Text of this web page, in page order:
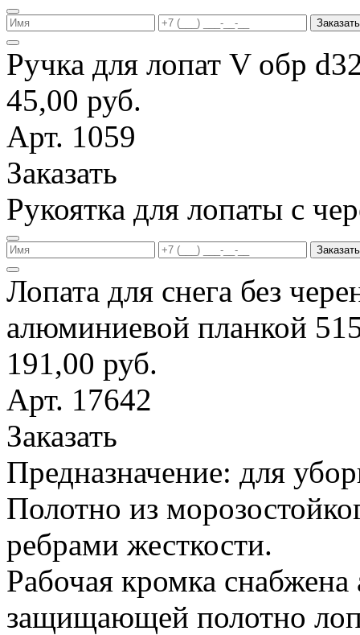
Заказать
Ручка для лопат V обр
45,00 руб.
Арт. 1059
Заказать
Рукоятка для лопаты с
Заказать
Лопата для снега без
алюминиевой планкой
191,00 руб.
Арт. 17642
Заказать
Предназначение: для
Полотно из
ребрами жесткости.
Рабочая кромка
защищающей полотно